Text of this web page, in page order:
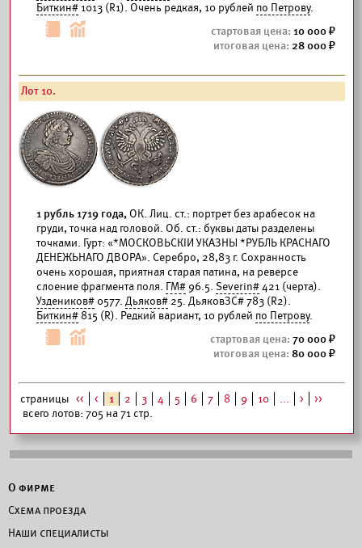
Биткин# 1013 (R1). Очень редкая, 10 рублей по Петрову.
10 000
28 000
Лот 10.
1 рубль 1719 года, ОК. Лиц. ст.: портрет без арабесок на
груди, точка над головой. Об. ст.: буквы даты разделены
точками. Гурт: «*МОСКОВЬСКIИ УКАЗНЫ *РУБЛЬ КРАСНАГО
ДЕНЕЖЬНАГО ДВОРА». Серебро, 28,83 г. Сохранность
очень хорошая, приятная старая патина, на реверсе
слоение фрагмента поля. ГМ# 96.5. Severin#421 (черта).
Уздеников# 0577. Дьяков# 25. ДьяковЗС# 783 (R2).
Биткин# 815 (R). Редкий вариант, 10 рублей по Петрову.
70 000
80 000
страницы << < 1 2 3 4 5 6 7 8 9 10 ... >
>>
всего лотов: 705 на 71 стр.
О фирме
Схема проезда
Наши специалисты